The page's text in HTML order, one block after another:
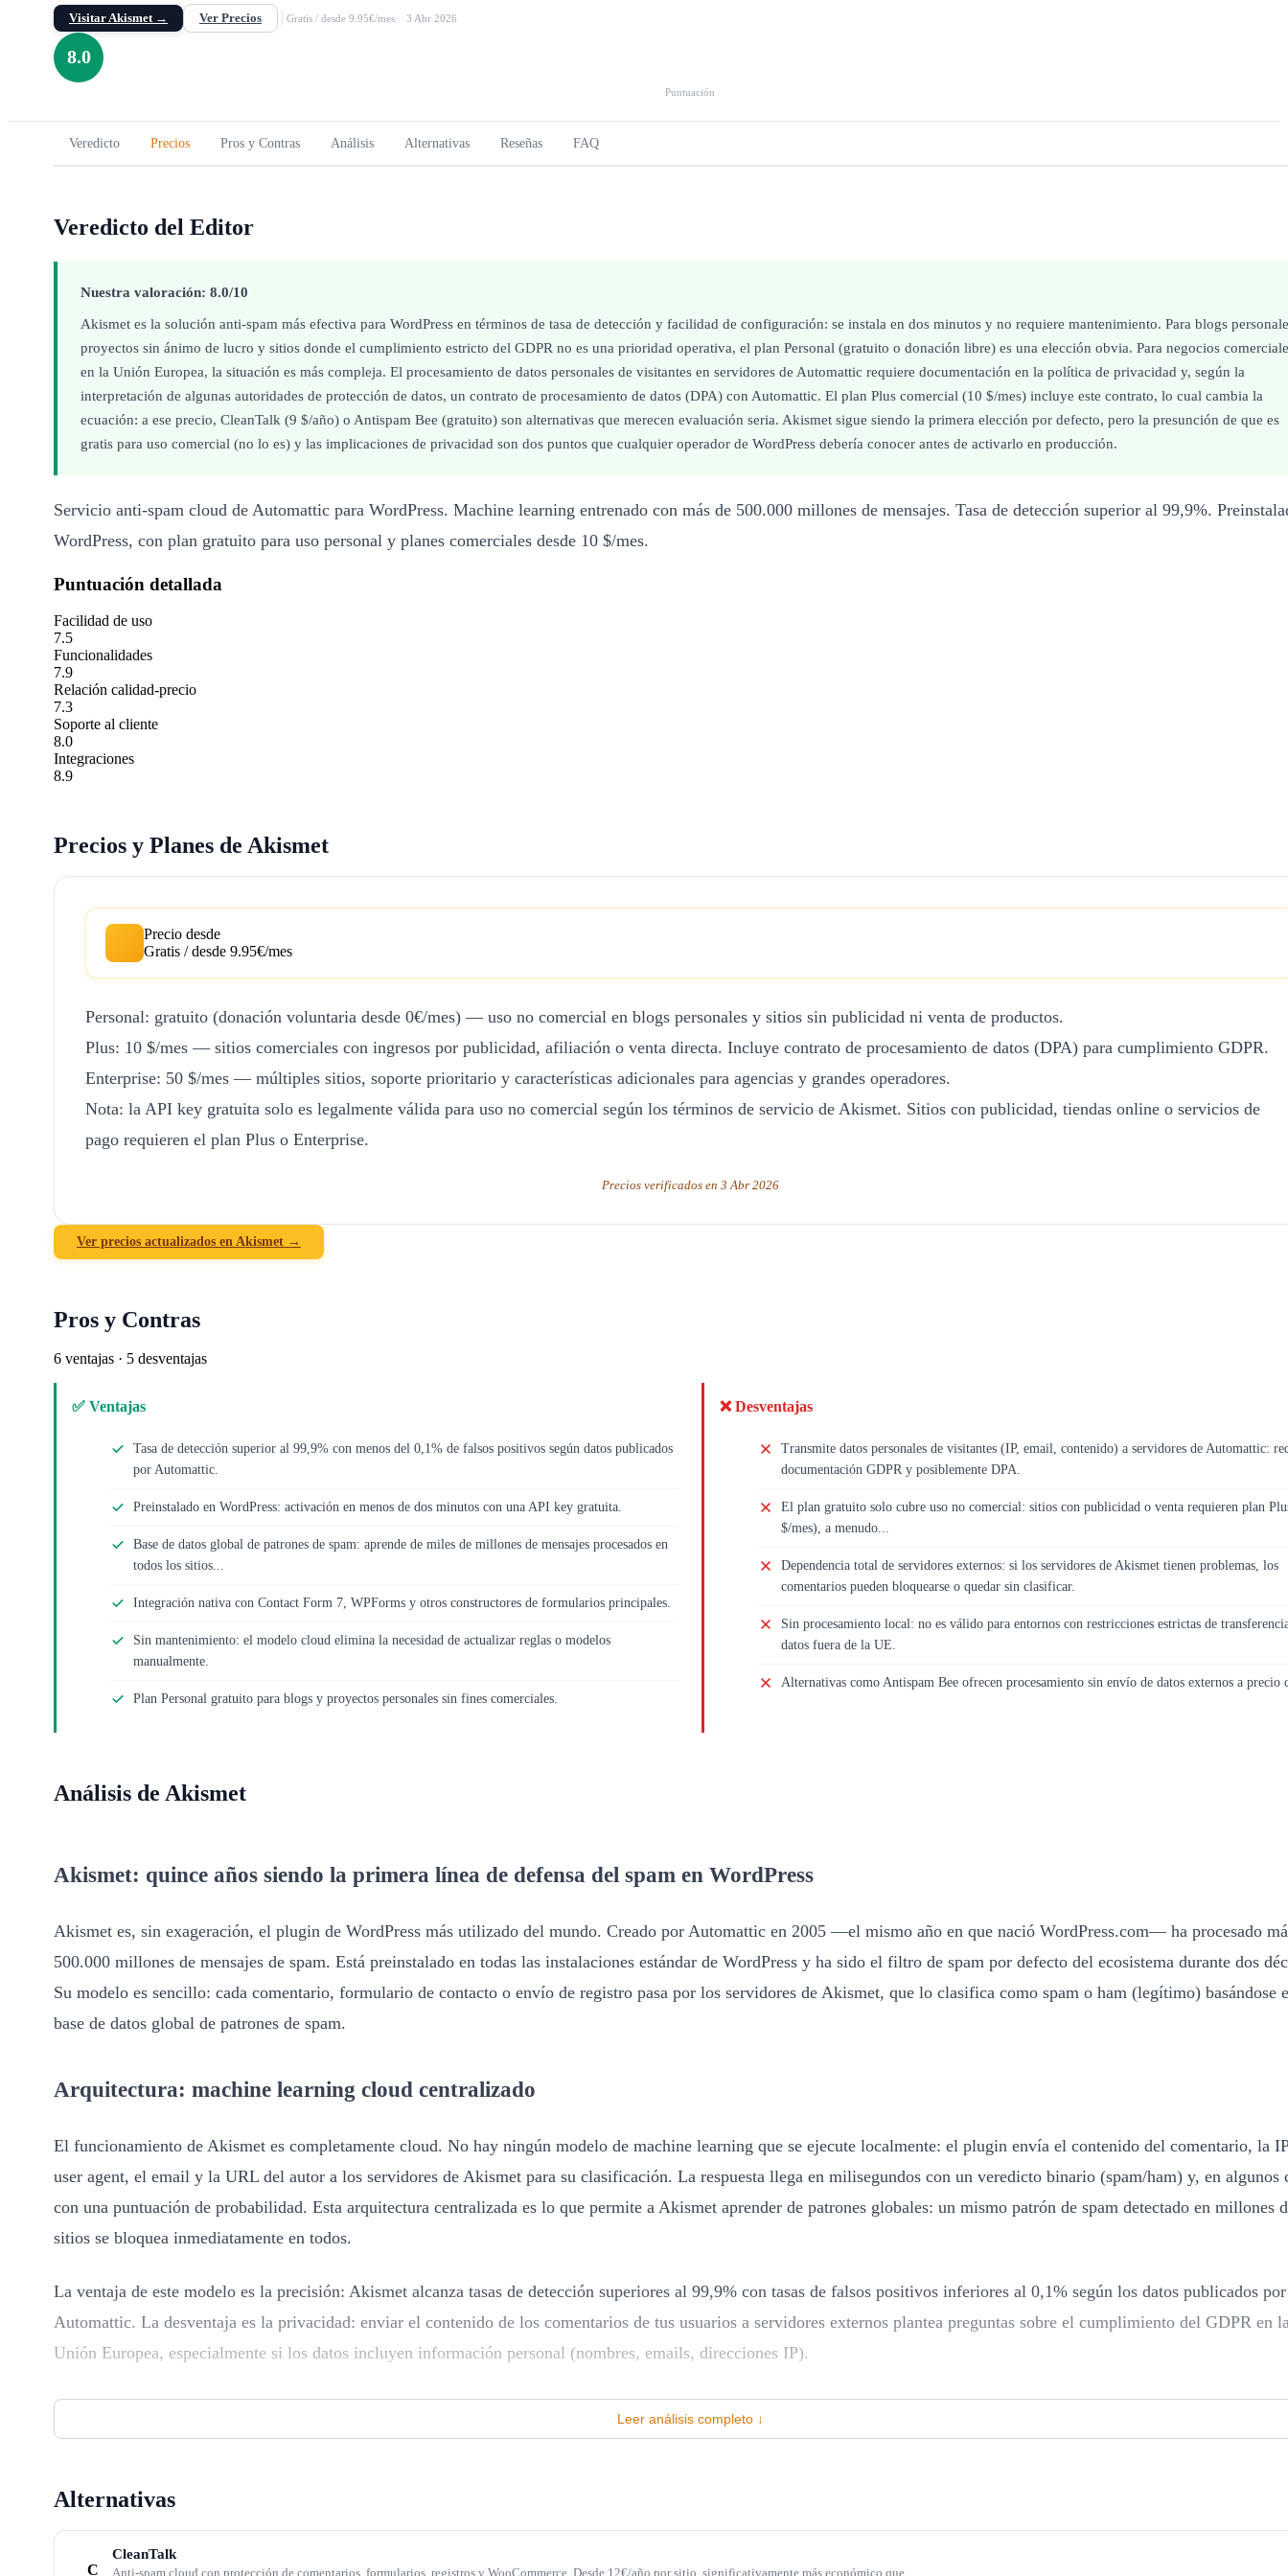
Visitar Akismet → Ver Precios Gratis / desde 9.95€/mes 3 Abr 2026
8.0
Puntuación
Veredicto Precios Pros y Contras Análisis Alternativas Reseñas FAQ
Veredicto del Editor
Nuestra valoración: 8.0/10
Akismet es la solución anti-spam más efectiva para WordPress en términos de tasa de detección y facilidad de configuración: se instala en dos minutos y no requiere mantenimiento. Para blogs
proyectos sin ánimo de lucro y sitios donde el cumplimiento estricto del GDPR no es una prioridad operativa, el plan Personal (gratuito o donación libre) es una elección obvia. Para negocios
en la Unión Europea, la situación es más compleja. El procesamiento de datos personales de visitantes en servidores de Automattic requiere documentación en la política de privacidad y, según la
interpretación de algunas autoridades de protección de datos, un contrato de procesamiento de datos (DPA) con Automattic. El plan Plus comercial (10 $/mes) incluye este contrato, lo cual cambia la
ecuación: a ese precio, CleanTalk (9 $/año) o Antispam Bee (gratuito) son alternativas que merecen evaluación seria. Akismet sigue siendo la primera elección por defecto, pero la presunción de que es
gratis para uso comercial (no lo es) y las implicaciones de privacidad son dos puntos que cualquier operador de WordPress debería conocer antes de activarlo en producción.
Servicio anti-spam cloud de Automattic para WordPress. Machine learning entrenado con más de 500.000 millones de mensajes. Tasa de detección superior al 99,9%.
WordPress, con plan gratuito para uso personal y planes comerciales desde 10 $/mes.
Puntuación detallada
Facilidad de uso
7.5
Funcionalidades
7.9
Relación calidad-precio
7.3
Soporte al cliente
8.0
Integraciones
8.9
Precios y Planes de Akismet
Precio desde
Gratis / desde 9.95€/mes
Personal: gratuito (donación voluntaria desde 0€/mes) — uso no comercial en blogs personales y sitios sin publicidad ni venta de productos.
Plus: 10 $/mes — sitios comerciales con ingresos por publicidad, afiliación o venta directa. Incluye contrato de procesamiento de datos (DPA) para cumplimiento GDPR.
Enterprise: 50 $/mes — múltiples sitios, soporte prioritario y características adicionales para agencias y grandes operadores.
Nota: la API key gratuita solo es legalmente válida para uso no comercial según los términos de servicio de Akismet. Sitios con publicidad, tiendas online o servicios de
pago requieren el plan Plus o Enterprise.
Precios verificados en 3 Abr 2026
Ver precios actualizados en Akismet →
Pros y Contras
6 ventajas · 5 desventajas
✅ Ventajas
Tasa de detección superior al 99,9% con menos del 0,1% de falsos positivos según datos publicados
por Automattic.
Preinstalado en WordPress: activación en menos de dos minutos con una API key gratuita.
Base de datos global de patrones de spam: aprende de miles de millones de mensajes procesados en
todos los sitios...
Integración nativa con Contact Form 7, WPForms y otros constructores de formularios principales.
Sin mantenimiento: el modelo cloud elimina la necesidad de actualizar reglas o modelos
manualmente.
Plan Personal gratuito para blogs y proyectos personales sin fines comerciales.
❌ Desventajas
Transmite datos personales de visitantes (IP, email, contenido) a servidores de Automattic:
documentación GDPR y posiblemente DPA.
El plan gratuito solo cubre uso no comercial: sitios con publicidad o venta requieren plan
$/mes), a menudo...
Dependencia total de servidores externos: si los servidores de Akismet tienen problemas, los
comentarios pueden bloquearse o quedar sin clasificar.
Sin procesamiento local: no es válido para entornos con restricciones estrictas de
datos fuera de la UE.
Alternativas como Antispam Bee ofrecen procesamiento sin envío de datos externos a precio
Análisis de Akismet
Akismet: quince años siendo la primera línea de defensa del spam en WordPress
Akismet es, sin exageración, el plugin de WordPress más utilizado del mundo. Creado por Automattic en 2005 —el mismo año en que nació WordPress.com— ha procesado
500.000 millones de mensajes de spam. Está preinstalado en todas las instalaciones estándar de WordPress y ha sido el filtro de spam por defecto del ecosistema durante dos
Su modelo es sencillo: cada comentario, formulario de contacto o envío de registro pasa por los servidores de Akismet, que lo clasifica como spam o ham (legítimo) basándose
base de datos global de patrones de spam.
Arquitectura: machine learning cloud centralizado
El funcionamiento de Akismet es completamente cloud. No hay ningún modelo de machine learning que se ejecute localmente: el plugin envía el contenido del comentario, la
user agent, el email y la URL del autor a los servidores de Akismet para su clasificación. La respuesta llega en milisegundos con un veredicto binario (spam/ham) y, en algunos
con una puntuación de probabilidad. Esta arquitectura centralizada es lo que permite a Akismet aprender de patrones globales: un mismo patrón de spam detectado en millones
sitios se bloquea inmediatamente en todos.
La ventaja de este modelo es la precisión: Akismet alcanza tasas de detección superiores al 99,9% con tasas de falsos positivos inferiores al 0,1% según los datos publicados por
Automattic. La desventaja es la privacidad: enviar el contenido de los comentarios de tus usuarios a servidores externos plantea preguntas sobre el cumplimiento del GDPR en
Unión Europea, especialmente si los datos incluyen información personal (nombres, emails, direcciones IP).
personales de los visitantes (IP, email, contenido del comentario) a servidores de Automattic en Estados Unidos. Tras el fin del Privacy Shield y la aprobación del EU-US Data
Privacy Framework en 2023, la transferencia tiene cobertura legal, pero requiere que el operador del sitio WordPress informe a sus usuarios en la política de privacidad de este
procesamiento y, según algunos expertos, obtenga consentimiento explícito antes de enviar el comentario.
Leer análisis completo ↓
Alternativas
C
CleanTalk
Anti-spam cloud con protección de comentarios, formularios, registros y WooCommerce. Desde 12€/año por sitio, significativamente más económico que...